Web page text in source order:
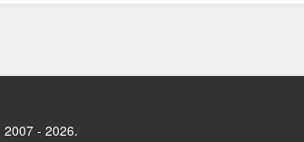
2007 - 2026.